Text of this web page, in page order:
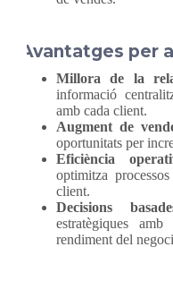
Avantatges per
Millora de la
informació
amb cada client.
Augment de
oportunitats per
Eficiència
optimitza
client.
Decisions
estratègiques
rendiment del